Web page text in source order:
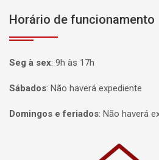
Horário de funcionamento
Seg à sex: 9h às 17h
Sábados: Não haverá expediente
Domingos e feriados: Não haverá